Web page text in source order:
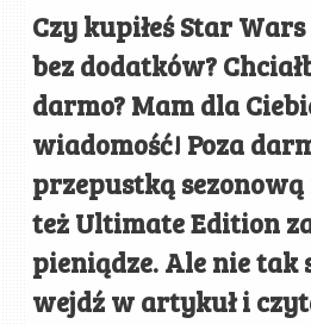
Czy kupiłeś Star
bez dodatków?
darmo? Mam dla
wiadomość! Poza
przepustką
też Ultimate Edition
pieniądze. Ale nie tak
wejdź w artykuł i